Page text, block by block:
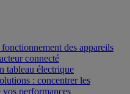
des appareils
connecté
tableau électrique
: concentrer les
vos performances